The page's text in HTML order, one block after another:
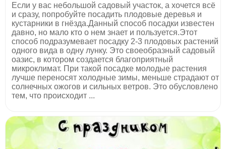
Если у вас небольшой садовый участок, а хочется всё
и сразу, попробуйте посадить плодовые деревья и
кустарники в гнёзда.Данный способ посадки известен
давно, но мало кто о нем знает и пользуется.Этот
способ подразумевает посадку 2-3 плодовых растений
одного вида в одну лунку. Это своеобразный садовый
оазис, в котором создается благоприятный
микроклимат. При такой посадке молодые растения
лучше переносят холодные зимы, меньше страдают от
солнечных ожогов и сильных ветров. Это обусловлено
тем, что происходит ...